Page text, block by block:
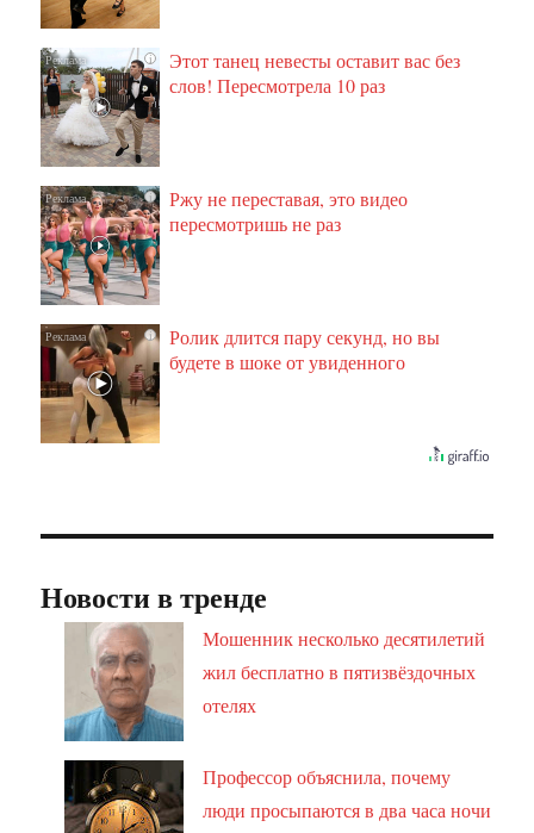
i
Этот танец невесты оставит вас без
слов! Пересмотрела 10 раз
i
Ржу не переставая, это видео
пересмотришь не раз
i
Ролик длится пару секунд, но вы
будете в шоке от увиденного
Новости в тренде
Мошенник несколько десятилетий
жил бесплатно в пятизвёздочных
отелях
Профессор объяснила, почему
люди просыпаются в два часа ночи